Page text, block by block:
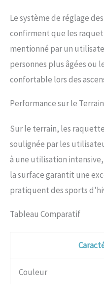
Le système de réglage
confirment que les
mentionné par un
personnes plus âgées ou
confortable lors des
Performance sur le Terrain
Sur le terrain, les
soulignée par les
à une utilisation
la surface garantit une
pratiquent des sports
Tableau Comparatif
Couleur